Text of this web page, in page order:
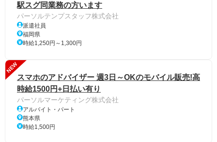
駅スグ同業務の方います
パーソルテンプスタッフ株式会社
派遣社員
福岡県
時給1,250円～1,300円
NEW
スマホのアドバイザー 週3日～OKのモバイル販売!高
時給1500円+日払い有り
パーソルマーケティング株式会社
アルバイト・パート
熊本県
時給1,500円